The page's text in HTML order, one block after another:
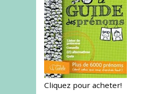
Cliquez pour acheter!